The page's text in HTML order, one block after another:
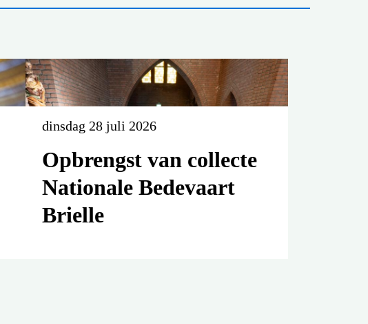
dinsdag 28 juli 2026
Opbrengst van collecte
Nationale Bedevaart
Brielle